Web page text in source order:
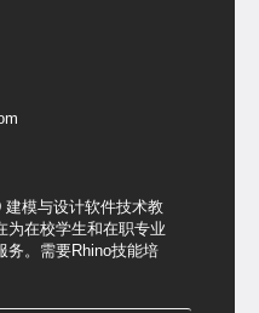
模与设计软件技术教
为在校学生和在职专业
务。需要Rhino技能培